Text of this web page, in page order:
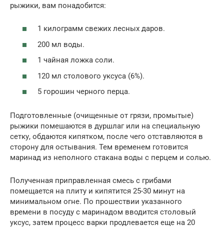
рыжики, вам понадобится:
1 килограмм свежих лесных даров.
200 мл воды.
1 чайная ложка соли.
120 мл столового уксуса (6%).
5 горошин черного перца.
Подготовленные (очищенные от грязи, промытые)
рыжики помешаются в дуршлаг или на специальную
сетку, обдаются кипятком, после чего отставляются в
сторону для остывания. Тем временем готовится
маринад из неполного стакана воды с перцем и солью.
Полученная приправленная смесь с грибами
помещается на плиту и кипятится 25-30 минут на
минимальном огне. По прошествии указанного
времени в посуду с маринадом вводится столовый
уксус, затем процесс варки продлевается еще на 20